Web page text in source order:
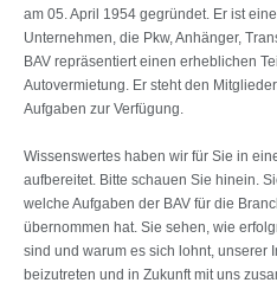
am 05. April 1954 gegründet. Er ist
Unternehmen, die Pkw, Anhänger,
BAV repräsentiert einen erheblichen
Autovermietung. Er steht den
Aufgaben zur Verfügung.
Wissenswertes haben wir für Sie in
aufbereitet. Bitte schauen Sie hinein.
welche Aufgaben der BAV für die
übernommen hat. Sie sehen, wie
sind und warum es sich lohnt, unserer
beizutreten und in Zukunft mit uns